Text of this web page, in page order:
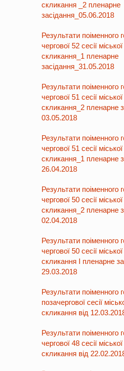
скликання _2 пленарне
засідання_05.06.2018
Результати поіменного
чергової 52 сесії
скликання_1 пленарне
засідання_31.05.2018
Результати поіменного
чергової 51 сесії
скликання_2 пленарне
03.05.2018
Результати поіменного
чергової 51 сесії
скликання_1 пленарне
26.04.2018
Результати поіменного
чергової 50 сесії
скликання_2 пленарне
02.04.2018
Результати поіменного
чергової 50 сесії
скликання І пленарне
29.03.2018
Результати поіменного
позачергової сесії
скликання від
Результати поіменного
чергової 48 сесії
скликання від